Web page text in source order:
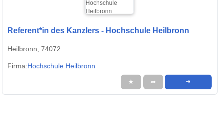
Referent*in des Kanzlers - Hochschule Heilbronn
Heilbronn, 74072
Firma:Hochschule Heilbronn
★ ➦ ➜